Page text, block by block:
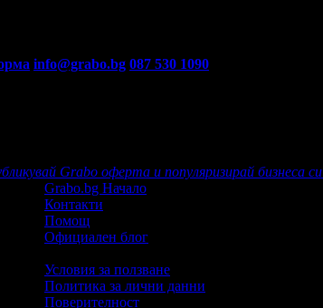
info@grabo.bg 087 530 1090
Grabo оферта и популяризирай бизнеса си
Grabo.bg Начало
Контакти
Помощ
Официален блог
Условия за ползване
Политика за лични данни
Поверителност